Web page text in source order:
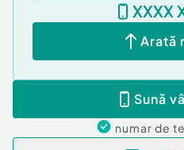
XXXX
Arată
Sună
numar de